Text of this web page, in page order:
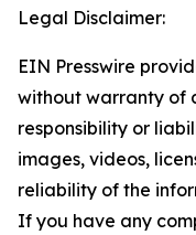
Legal Disclaimer:
EIN Presswire
without warranty of
responsibility or
images, videos,
reliability of the
If you have any